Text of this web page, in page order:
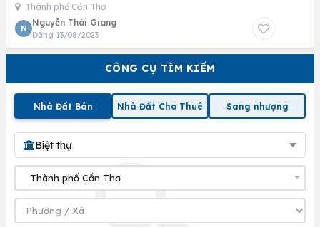
CÔNG CỤ TÌM KIẾM
Nhà Đất Bán Nhà Đất Cho Thuê Sang nhượng
Biệt thự
Thành phố Cần Thơ
N
Nguyễn Thái Giang
Đăng 13/08/2023